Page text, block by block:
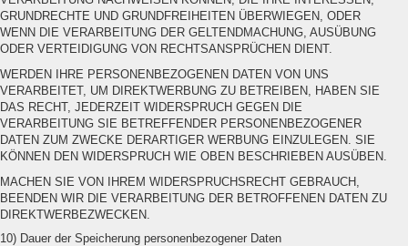
GRUNDRECHTE UND GRUNDFREIHEITEN ÜBERWIEGEN, ODER
WENN DIE VERARBEITUNG DER GELTENDMACHUNG, AUSÜBUNG
ODER VERTEIDIGUNG VON RECHTSANSPRÜCHEN DIENT.
WERDEN IHRE PERSONENBEZOGENEN DATEN VON UNS
VERARBEITET, UM DIREKTWERBUNG ZU BETREIBEN, HABEN SIE
DAS RECHT, JEDERZEIT WIDERSPRUCH GEGEN DIE
VERARBEITUNG SIE BETREFFENDER PERSONENBEZOGENER
DATEN ZUM ZWECKE DERARTIGER WERBUNG EINZULEGEN. SIE
KÖNNEN DEN WIDERSPRUCH WIE OBEN BESCHRIEBEN AUSÜBEN.
MACHEN SIE VON IHREM WIDERSPRUCHSRECHT GEBRAUCH,
BEENDEN WIR DIE VERARBEITUNG DER BETROFFENEN DATEN ZU
DIREKTWERBEZWECKEN.
10) Dauer der Speicherung personenbezogener Daten